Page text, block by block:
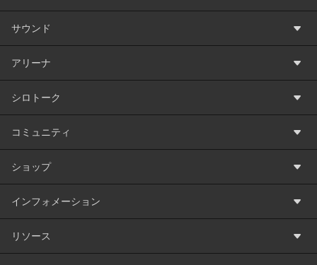
サウンド
アリーナ
シロトーク
コミュニティ
ショップ
インフォメーション
リソース